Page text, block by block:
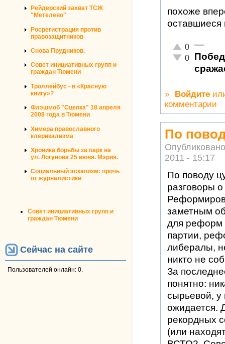
Рейдерский захват ТСЖ
"Метелево"
Росрегистрация против
правозащитников
Снова Прудников.
Совет инициативных групп и
граждан Тюмени
Троллейбус - в «Красную
книгу»?
Флэшмоб "Сцепка" 18 апреля
2008 года в Тюмени
Химера православного
клерикализма
Хроника борьбы за парк на
ул. Логунова 25 июня. Мэрия.
Социальный эскапизм: прочь
от журналистики
Совет инициативных групп и
граждан Тюмени
Сейчас на сайте
Пользователей онлайн: 0.
похоже
оставшиеся
Отлично!
0
Неадекватно!
0
—
» Войдите
комментарии
По
2011 - 15:17
По поводу
разговоры
заметным
для реформ
партии,
либералы,
никто не
За
понятно:
сырьевой, у
ожидается.
рекордных
(или